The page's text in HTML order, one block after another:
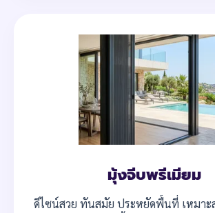
มุ้งจีบพรีเมียม
ดีไซน์สวย ทันสมัย ประหยัดพื้นที่ เหมาะ